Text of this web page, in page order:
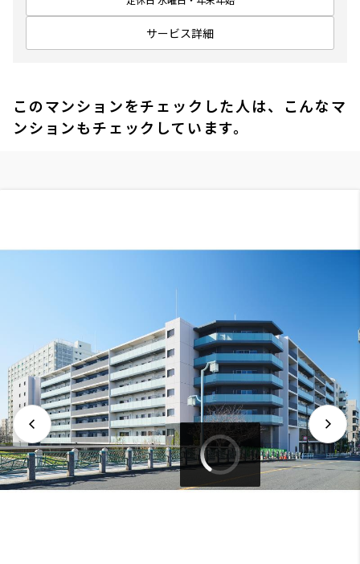
サービス詳細
このマンションをチェックした人は、こんなマ
ンションもチェックしています。